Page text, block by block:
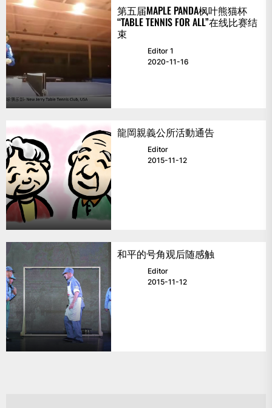
第五届MAPLE PANDA枫叶熊猫杯
“TABLE TENNIS FOR ALL”在线比赛结
束
Editor 1
2020-11-16
龍岡親義公所活動通告
Editor
2015-11-12
和平的号角观后随感触
Editor
2015-11-12